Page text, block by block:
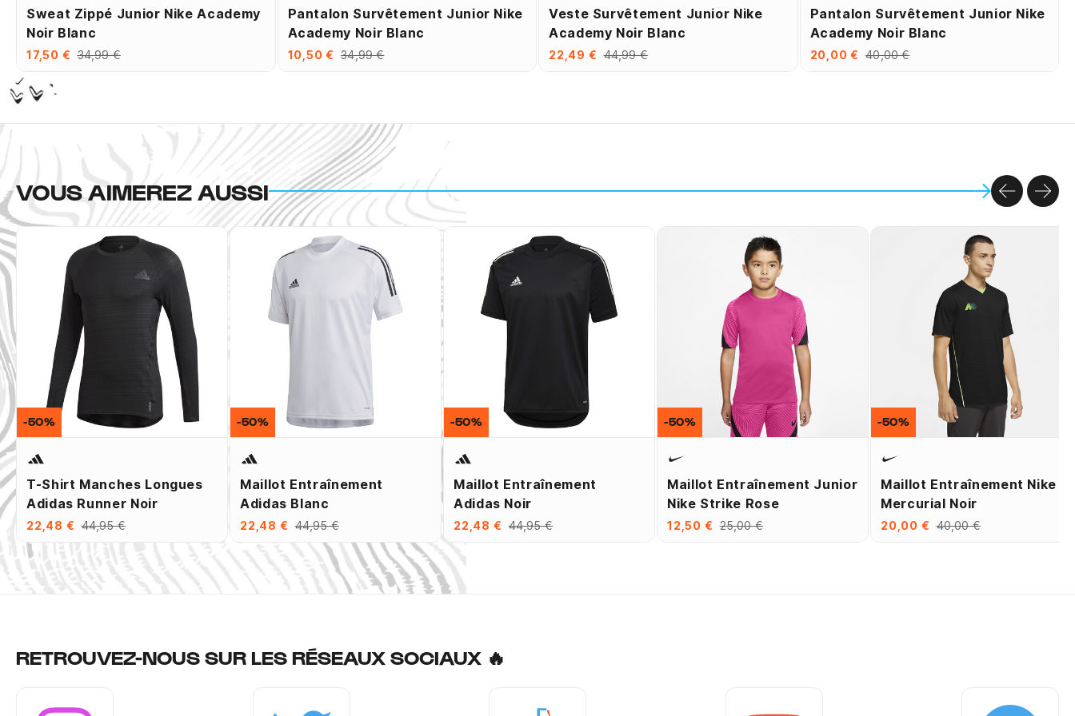
Sweat Zippé Junior Nike Academy
Noir Blanc
17,50 € 34,99 €
Pantalon Survêtement Junior Nike
Academy Noir Blanc
10,50 € 34,99 €
Veste Survêtement Junior Nike
Academy Noir Blanc
22,49 € 44,99 €
Pantalon Survêtement Junior Nike
Academy Noir Blanc
20,00 € 40,00 €
VOUS AIMEREZ AUSSI
T-Shirt Manches Longues
Adidas Runner Noir
22,48 € 44,95 €
-50%
Maillot Entraînement
Adidas Blanc
22,48 € 44,95 €
-50%
Maillot Entraînement
Adidas Noir
22,48 € 44,95 €
-50%
Maillot Entraînement Junior
Nike Strike Rose
12,50 € 25,00 €
-50%
Maillot Entraînement Nike
Mercurial Noir
20,00 € 40,00 €
-50%
RETROUVEZ-NOUS SUR LES RÉSEAUX SOCIAUX 🔥